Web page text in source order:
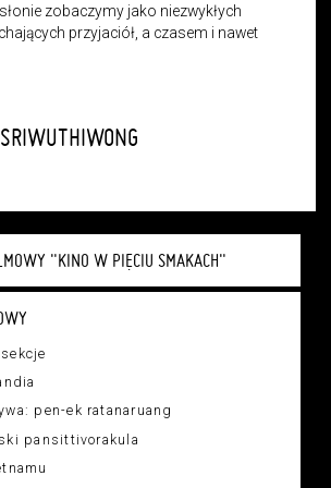
"KINO W PIĘCIU SMAKACH"
pen-ek ratanaruang
pansittivorakula
zobaczymy jako niezwykłych
przyjaciół, a czasem i nawet